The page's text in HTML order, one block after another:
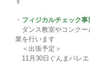
・ フィジカルチェック事
ダンス教室やコンクー
業を行います
＜出張予定＞
11月30日ぐんまバレエ